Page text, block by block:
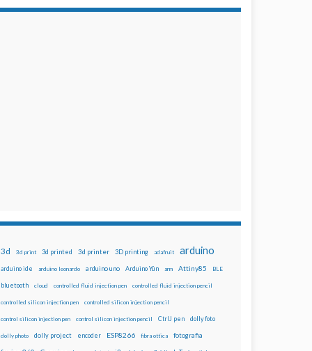
3d 3d print 3d printed 3d printer 3D printing adafruit arduino
arduino ide arduino leonardo arduino uno Arduino Yún arm Attiny85 BLE
bluetooth cloud controlled fluid injection pen controlled fluid injection pencil
controlled silicon injection pen controlled silicon injection pencil
control silicon injection pen control silicon injection pencil CtrlJ pen dolly foto
dolly photo dolly project encoder ESP8266 fibra ottica fotografia